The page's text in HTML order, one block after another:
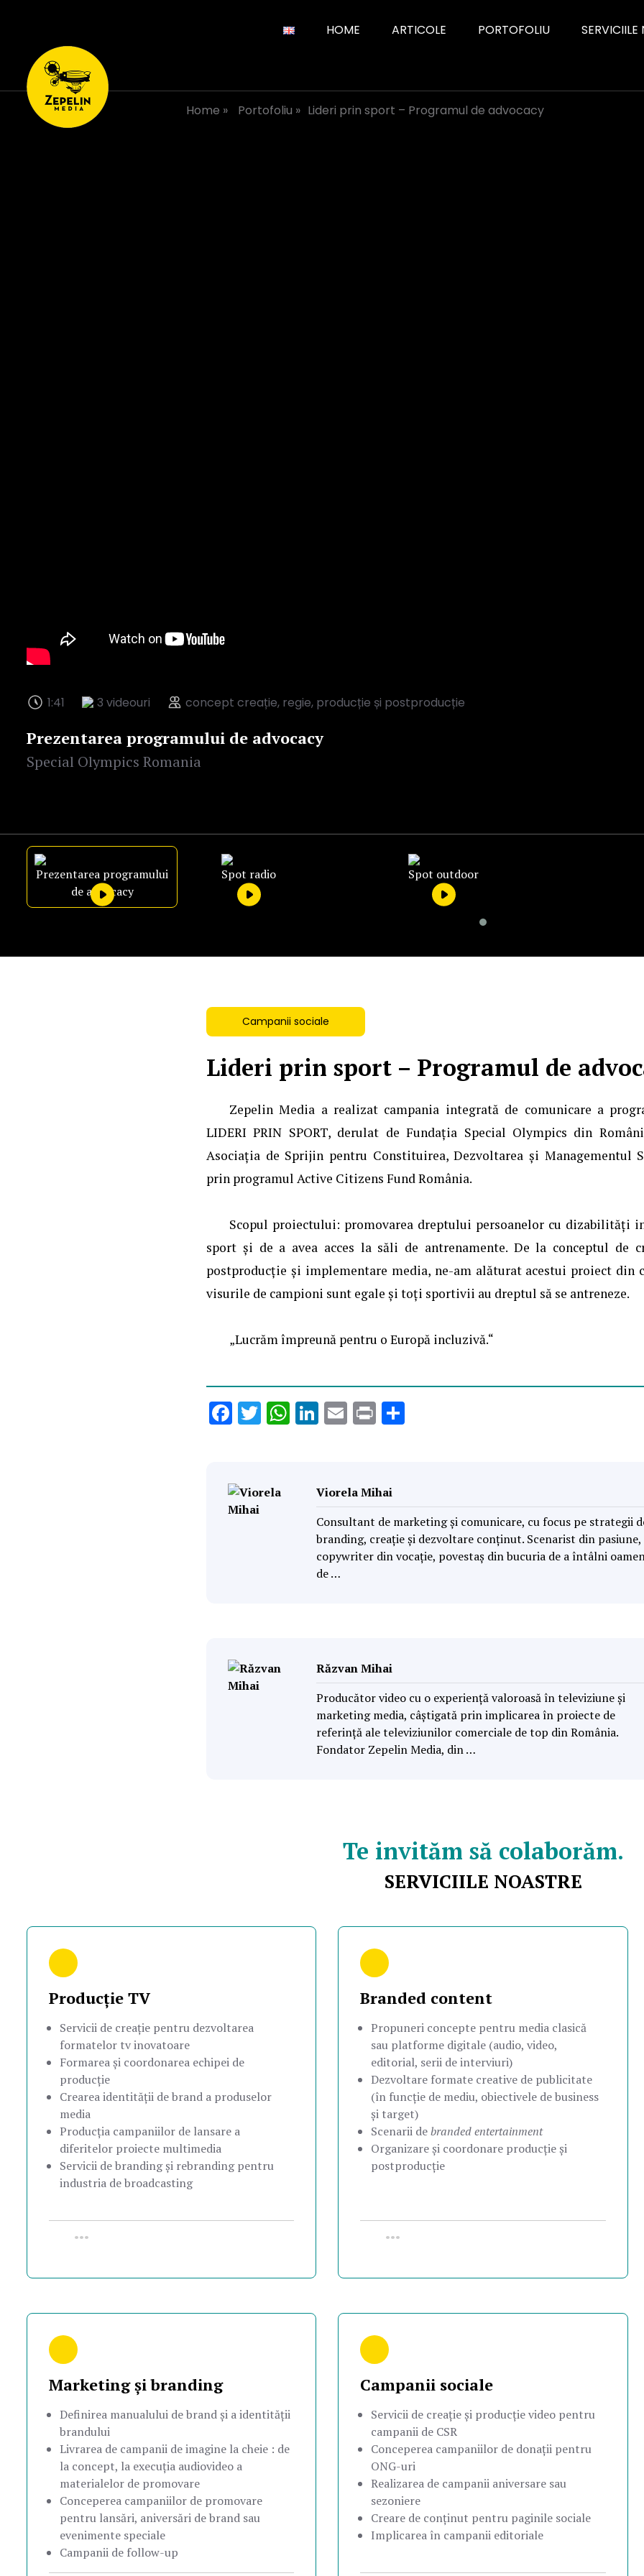
HOME ARTICOLE PORTOFOLIU SERVICIILE
Home » Portofoliu » Lideri prin sport – Programul de advocacy
1:41 3 videouri concept creație, regie, producție și postproducție
Prezentarea programului de advocacy
Special Olympics Romania
Prezentarea programului
de advocacy
Spot radio Spot outdoor
Campanii sociale
Lideri prin sport – Programul de
Zepelin Media a realizat campania integrată de comunicare a
LIDERI PRIN SPORT, derulat de Fundația Special Olympics din
Asociația de Sprijin pentru Constituirea, Dezvoltarea și Managementul
prin programul Active Citizens Fund România.
Scopul proiectului: promovarea dreptului persoanelor cu dizabilități
sport și de a avea acces la săli de antrenamente. De la conceptul de
postproducție și implementare media, ne-am alăturat acestui proiect din
visurile de campioni sunt egale și toți sportivii au dreptul să se antreneze.
„Lucrăm împreună pentru o Europă incluzivă.“
Facebook
Twitter
WhatsApp
LinkedIn
Email
Print
Viorela Mihai
Consultant de marketing și comunicare, cu focus pe strategii
branding, creație și dezvoltare conținut. Scenarist din pasiune,
copywriter din vocație, povestaș din bucuria de a întâlni
de …
Răzvan Mihai
Producător video cu o experiență valoroasă în televiziune și
marketing media, câștigată prin implicarea în proiecte de
referință ale televiziunilor comerciale de top din România.
Fondator Zepelin Media, din …
Te invităm să colaborăm.
SERVICIILE NOASTRE
Producție TV
Servicii de creație pentru dezvoltarea
formatelor tv inovatoare
Formarea și coordonarea echipei de
producție
Crearea identității de brand a produselor
media
Producția campaniilor de lansare a
diferitelor proiecte multimedia
Servicii de branding și rebranding pentru
industria de broadcasting
•••
Branded content
Propuneri concepte pentru media clasică
sau platforme digitale (audio, video,
editorial, serii de interviuri)
Dezvoltare formate creative de publicitate
(în funcție de mediu, obiectivele de business
și target)
Scenarii debranded entertainment
Organizare și coordonare producție și
postproducție
•••
Marketing și branding
Definirea manualului de brand și a identității
brandului
Livrarea de campanii de imagine la cheie : de
la concept, la execuția audiovideo a
materialelor de promovare
Conceperea campaniilor de promovare
pentru lansări, aniversări de brand sau
evenimente speciale
Campanii de follow-up
Campanii sociale
Servicii de creație și producție video pentru
campanii de CSR
Conceperea campaniilor de donații pentru
ONG-uri
Realizarea de campanii aniversare sau
sezoniere
Creare de conținut pentru paginile sociale
Implicarea în campanii editoriale